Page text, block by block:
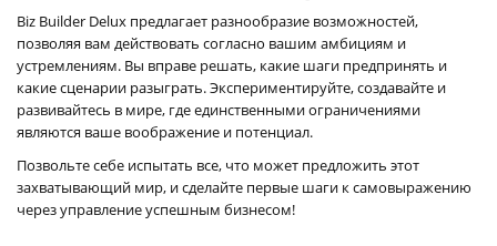
Biz Builder Delux предлагает разнообразие возможностей,
позволяя вам действовать согласно вашим амбициям и
устремлениям. Вы вправе решать, какие шаги предпринять и
какие сценарии разыграть. Экспериментируйте, создавайте и
развивайтесь в мире, где единственными ограничениями
являются ваше воображение и потенциал.
Позвольте себе испытать все, что может предложить этот
захватывающий мир, и сделайте первые шаги к самовыражению
через управление успешным бизнесом!